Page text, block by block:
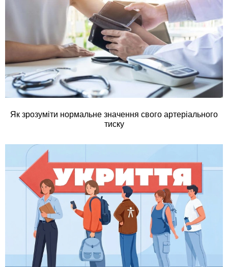
Як зрозуміти нормальне значення свого артеріального
тиску